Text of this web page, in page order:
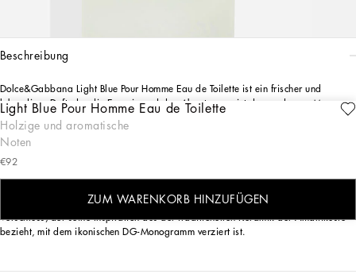
Light Blue Pour Homme Eau de Toilette
Holzige und aromatische
Noten
€92
ZUM WARENKORB HINZUFÜGEN
beschreibung
Dolce&Gabbana Light Blue Pour Homme Eau de Toilette ist ein frischer und
lebendiger Duft, der die Energie und den Abenteuergeist des modernen Mannes
verkörpert. Seine Noten erinnern an einen mediterranen Mix aus spritzigen
Zitrusfrüchten, die mit aromatischem Rosmarin und sinnlichem Patschuli
harmonieren.
mit raffinierten silbernen Verzierungen versehen, während der emaillierte blaue
Verschluss, der seine Inspiration aus der traditionellen Keramik der Amalfiküste
bezieht, mit dem ikonischen DG-Monogramm verziert ist.